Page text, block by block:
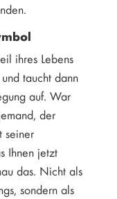
ihres Lebens
taucht dann
auf. War
der
seiner
Ihnen jetzt
das. Nicht als
sondern als